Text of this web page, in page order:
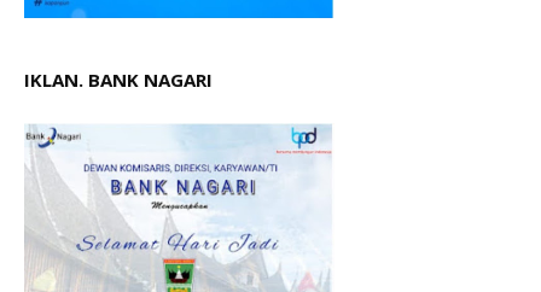
IKLAN. BANK NAGARI